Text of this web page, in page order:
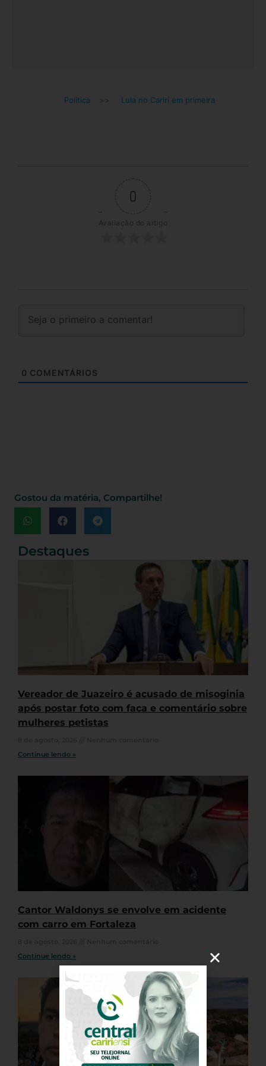
Política >> Lula no Cariri em primeira
0
Avaliação do artigo
0 COMENTÁRIOS
Gostou da matéria, Compartilhe!
Destaques
Vereador de Juazeiro é acusado de misoginia
após postar foto com faca e comentário sobre
mulheres petistas
Continue lendo »
Cantor Waldonys se envolve em acidente
com carro em Fortaleza
Continue lendo »